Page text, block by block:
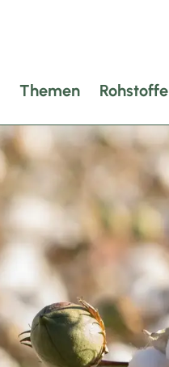
Themen Rohstoffe